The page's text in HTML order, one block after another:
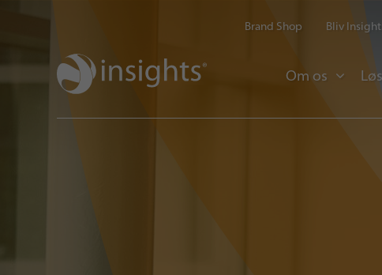
Brand Shop Bliv
Om os